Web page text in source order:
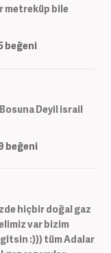
metreküp bile
beğeni
Deyil israil
beğeni
hiçbir doğal gaz
var bizim
:))) tüm Adalar